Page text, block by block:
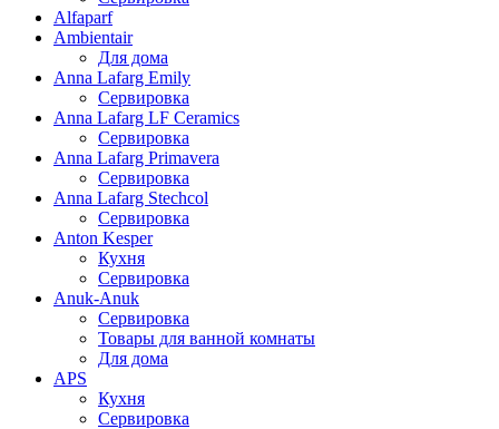
Alfaparf
Ambientair
Для дома
Anna Lafarg Emily
Сервировка
Anna Lafarg LF Ceramics
Сервировка
Anna Lafarg Primavera
Сервировка
Anna Lafarg Stechcol
Сервировка
Anton Kesper
Кухня
Сервировка
Anuk-Anuk
Сервировка
Товары для ванной комнаты
Для дома
APS
Кухня
Сервировка